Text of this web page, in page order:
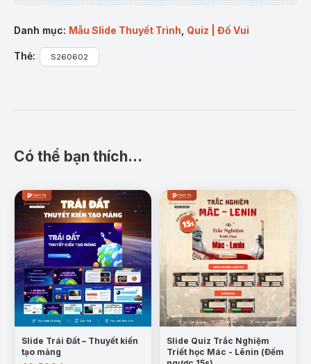
Mô tả sản phẩm
Slide được thiết kế theo phong cách khoa học viễn
Các khung câu hỏi nổi bật, kết hợp hình ảnh phi hành
gia, hành tinh và tàu vũ trụ giúp tăng tính trực quan.
Nội dung tập trung vào các kiến thức thiên văn học
cơ bản dưới dạng trắc nghiệm nhiều lựa chọn và
đúng – sai. Mẫu thiết kế phù hợp cho giáo viên,
trung tâm STEM, trường học, đơn vị tổ chức sự kiện
giáo dục hoặc các chương trình tìm hiểu khoa học
dành cho học sinh, sinh viên.
Nội dung chi tiết:
Thể lệ trò chơi:Slide thể lệ được thiết kế nổi
bật với hình ảnh hành tinh và không gian vũ trụ
làm nền. Nội dung trình bày ngắn gọn các quy
Danh mục: Mẫu Slide Thuyết Trình Quiz | Đố Vui
Thẻ: S260602
Có thể bạn thích…
Slide Trái Đất – Thuyết kiến
tạo mảng
Slide Quiz Trắc Nghiệm
Triết học Mác - Lênin (Đếm